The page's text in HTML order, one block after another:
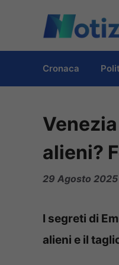
contenuto
Cronaca
alieni?
29 Agosto
I segreti di
alieni e il